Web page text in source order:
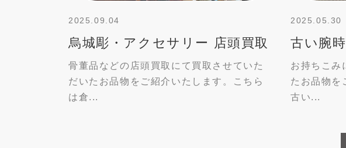
2025.09.04
烏城彫・アクセサリー 店頭買取
骨董品などの店頭買取にて買取させていた
だいたお品物をご紹介いたします。こちら
は倉...
2025.05.30
古い腕
お持ちこみ
たお品物を
古い...